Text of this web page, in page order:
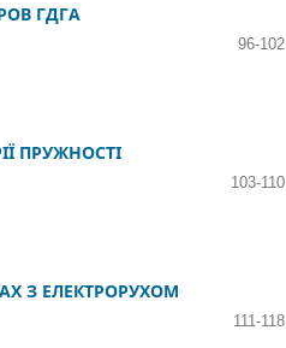
ГДГА
96-102
ПРУЖНОСТІ
103-110
З ЕЛЕКТРОРУХОМ
111-118